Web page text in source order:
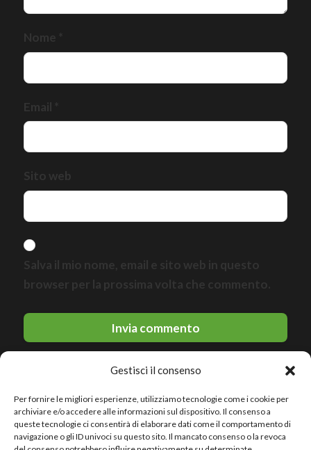
Gestisci il consenso
Per fornire le migliori esperienze, utilizziamo tecnologie come i cookie per
archiviare e/o accedere alle informazioni sul dispositivo. Il consenso a
queste tecnologie ci consentirà di elaborare dati come il comportamento di
navigazione o gli ID univoci su questo sito. Il mancato consenso o la revoca
Nome
Sito web
Salva il mio nome, email e sito web in questo
browser per la prossima volta che commento.